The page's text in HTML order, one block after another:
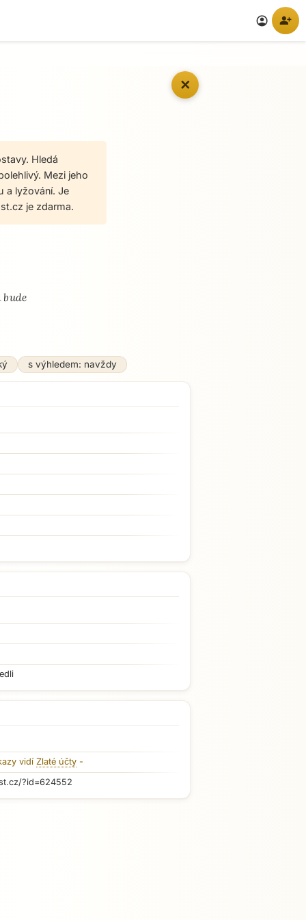
account_circle person_add
✕
Hledá
Mezi jeho
a lyžování. Je
je zdarma.
bude
s výhledem: navždy
vidí Zlaté účty -
?id=624552